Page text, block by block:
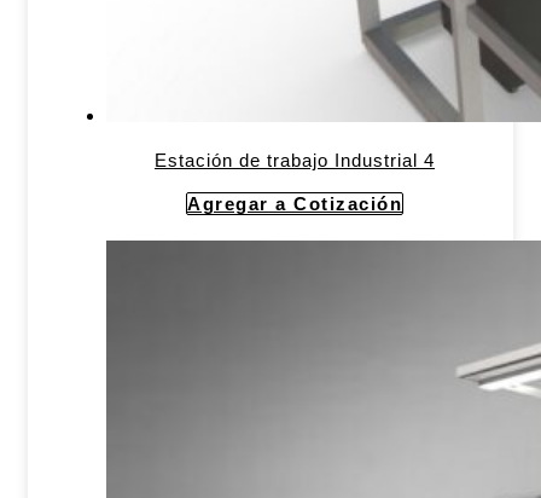
Estación de trabajo Industrial 4
Agregar a Cotización